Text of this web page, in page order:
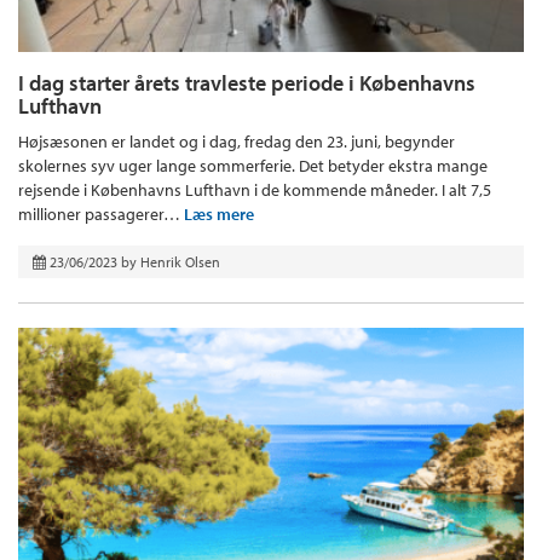
I dag starter årets travleste periode i Københavns
Lufthavn
Højsæsonen er landet og i dag, fredag den 23. juni, begynder
skolernes syv uger lange sommerferie. Det betyder ekstra mange
rejsende i Københavns Lufthavn i de kommende måneder. I alt 7,5
millioner passagerer… Læs mere
23/06/2023 by Henrik Olsen